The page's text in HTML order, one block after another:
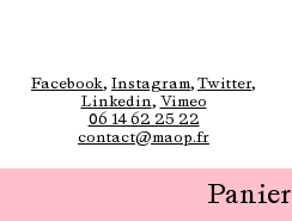
Panier
Facebook, Instagram, Twitter,
Linkedin, Vimeo
06 14 62 25 22
contact@maop.fr